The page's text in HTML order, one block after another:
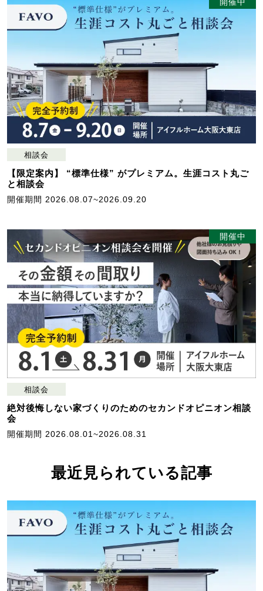
開催中
相談会
【限定案内】 “標準仕様” がプレミアム。生涯コスト丸ご
と相談会
開催期間 2026.08.07~2026.09.20
開催中
相談会
絶対後悔しない家づくりのためのセカンドオピニオン相談
会
開催期間 2026.08.01~2026.08.31
最近見られている記事